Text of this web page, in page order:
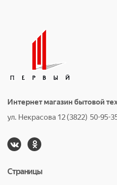
Интернет магазин бытовой
ул. Некрасова 12 (3822) 50-95-
Страницы